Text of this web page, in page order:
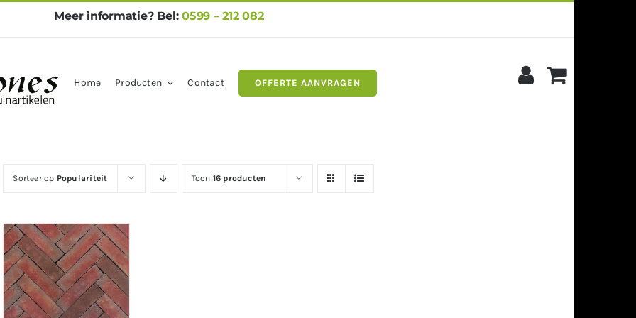
Meer informatie? Bel:0599 – 212 082
Home Producten Contact OFFERTE AANVRAGEN
Sorteer op Populariteit Toon 16 producten